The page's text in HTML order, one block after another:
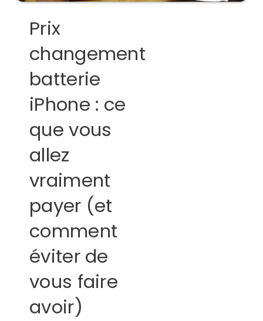
Prix
changement
batterie
iPhone : ce
que vous
allez
vraiment
payer (et
comment
éviter de
vous faire
avoir)